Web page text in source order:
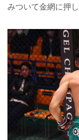
みついて金網に押